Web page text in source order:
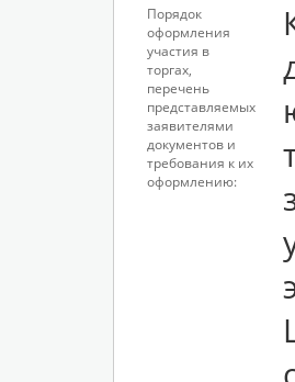
Порядок
оформления
участия в
торгах,
перечень
представляемых
заявителями
документов и
требования к их
оформлению: